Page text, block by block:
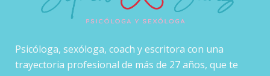
Psicóloga, sexóloga, coach y escritora con una
trayectoria profesional de más de 27 años, que te